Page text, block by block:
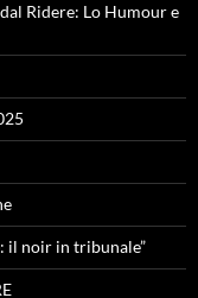
Ridere: Lo Humour e
il noir in tribunale”